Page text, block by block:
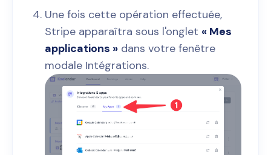
Une fois cette opération effectuée,
Stripe apparaîtra sous l'onglet « Mes
applications » dans votre fenêtre
modale Intégrations.